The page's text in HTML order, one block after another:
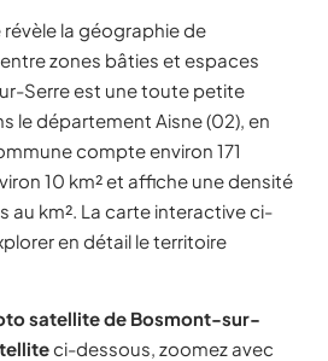
la géographie de
zones bâties et espaces
Serre est une toute petite
le département Aisne (02), en
compte environ 171
10 km² et affiche une densité
au km². La carte interactive ci-
en détail le territoire
satellite de Bosmont-sur-
ci-dessous, zoomez avec